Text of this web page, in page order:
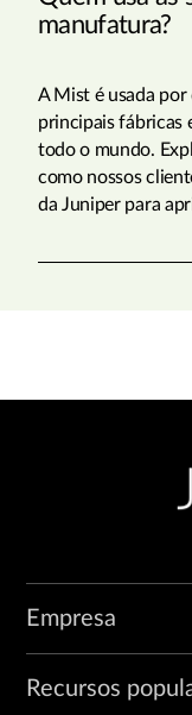
manufatura?
A Mist é usada por
principais fábricas
todo o mundo.
como nossos
da Juniper para
Empresa
Recursos